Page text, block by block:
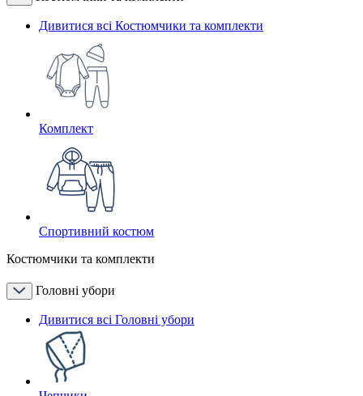
Дивитися всі Костюмчики та комплекти
Комплект
Спортивний костюм
Костюмчики та комплекти
Головні убори
Дивитися всі Головні убори